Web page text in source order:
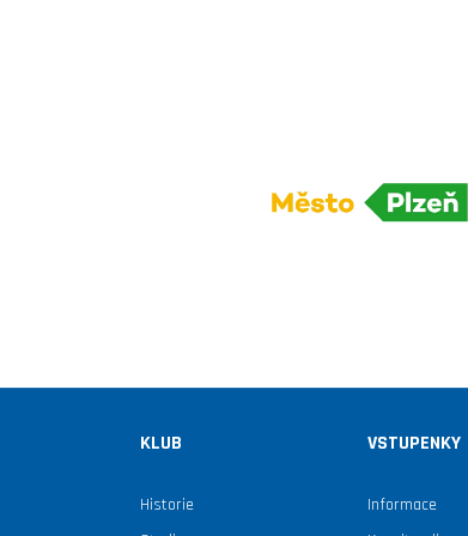
KLUB
Historie
VSTUPENKY
Informace